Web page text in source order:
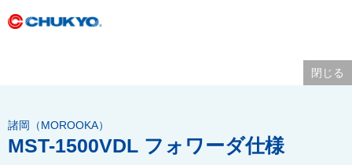
閉じる
諸岡（MOROOKA）
MST-1500VDL フォワーダ仕様